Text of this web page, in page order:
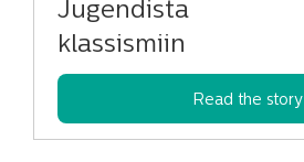
Jugendista
klassismiin
Read the story